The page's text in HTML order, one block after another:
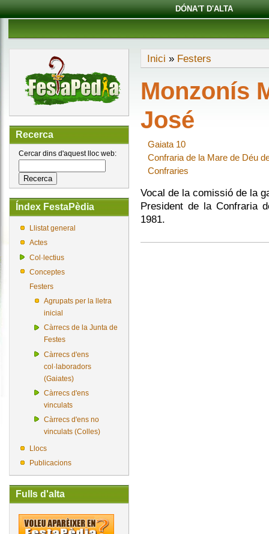
DÓNA'T D'ALTA
Recerca
Cercar dins d'aquest lloc web:
Índex FestaPèdia
Llistat general
Actes
Col·lectius
Conceptes
Festers
Agrupats per la lletra
inicial
Càrrecs de la Junta de
Festes
Càrrecs d'ens
col·laboradors
(Gaiates)
Càrrecs d'ens
vinculats
Càrrecs d'ens no
vinculats (Colles)
Llocs
Publicacions
Fulls d'alta
Inici » Festers
Monzonís
José
Gaiata 10
Confraria de la Mare de Déu
Confraries
Vocal de la comissió de la
President de la Confraria
1981.